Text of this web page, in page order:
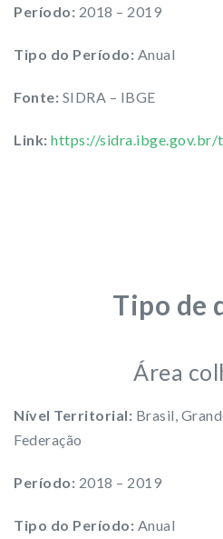
Período: 2018 – 2019
Tipo do Período: Anual
Fonte: SIDRA – IBGE
Link: https://sidra.ibge.gov.br/
Tipo de
Área
Nível Territorial: Brasil,
Federação
Período: 2018 – 2019
Tipo do Período: Anual